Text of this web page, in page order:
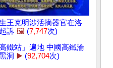
王克明涉活摘器官在洛
訴 🖼️ (7,747次)
高鐵站」遍地 中國高鐵淪
洞 ▶️ (92,704次)